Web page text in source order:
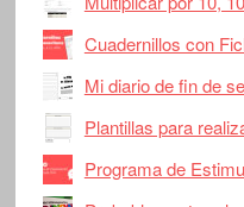
Cuadernillos con
Mi diario de fin de
Plantillas para
Programa de